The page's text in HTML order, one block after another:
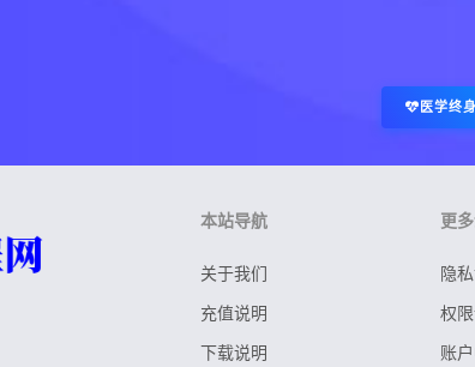
医学终
本站导航
关于我们
充值说明
下载说明
更
隐
权
账